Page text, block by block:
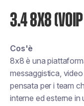
3.4 8X8 (VOIP
Cos'è
8x8 è una
messaggistica,
pensata per i team
interne ed esterne